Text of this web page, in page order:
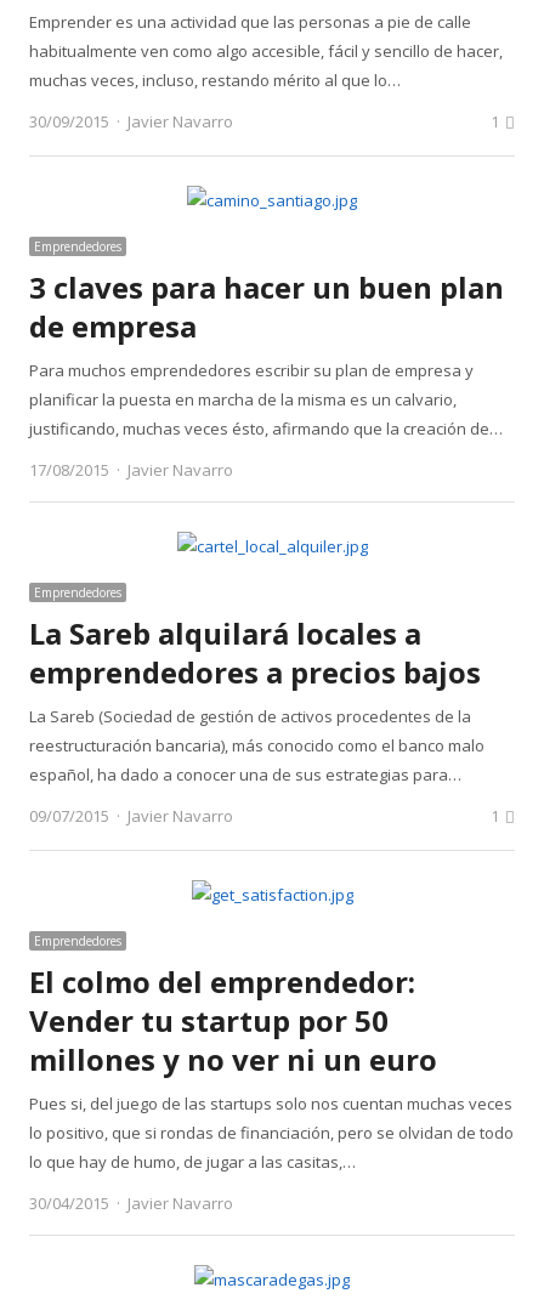
Emprender es una actividad que las personas a pie de calle
habitualmente ven como algo accesible, fácil y sencillo de hacer,
muchas veces, incluso, restando mérito al que lo…
30/09/2015
Author
Javier Navarro 1
Emprendedores
3 claves para hacer un buen plan
de empresa
Para muchos emprendedores escribir su plan de empresa y
planificar la puesta en marcha de la misma es un calvario,
justificando, muchas veces ésto, afirmando que la creación de…
17/08/2015
Author
Javier Navarro
Emprendedores
La Sareb alquilará locales a
emprendedores a precios bajos
La Sareb (Sociedad de gestión de activos procedentes de la
reestructuración bancaria), más conocido como el banco malo
español, ha dado a conocer una de sus estrategias para…
09/07/2015
Author
Javier Navarro 1
Emprendedores
El colmo del emprendedor:
Vender tu startup por 50
millones y no ver ni un euro
Pues si, del juego de las startups solo nos cuentan muchas veces
lo positivo, que si rondas de financiación, pero se olvidan de todo
lo que hay de humo, de jugar a las casitas,…
30/04/2015
Author
Javier Navarro